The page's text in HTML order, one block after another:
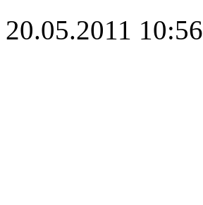
20.05.2011 10:56